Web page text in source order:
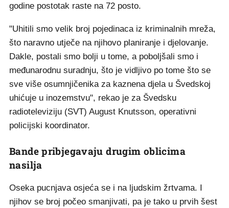
godine postotak raste na 72 posto.
"Uhitili smo velik broj pojedinaca iz kriminalnih mreža,
što naravno utječe na njihovo planiranje i djelovanje.
Dakle, postali smo bolji u tome, a poboljšali smo i
međunarodnu suradnju, što je vidljivo po tome što se
sve više osumnjičenika za kaznena djela u Švedskoj
uhićuje u inozemstvu", rekao je za Švedsku
radioteleviziju (SVT) August Knutsson, operativni
policijski koordinator.
Bande pribjegavaju drugim oblicima
nasilja
Oseka pucnjava osjeća se i na ljudskim žrtvama. I
njihov se broj počeo smanjivati, pa je tako u prvih šest